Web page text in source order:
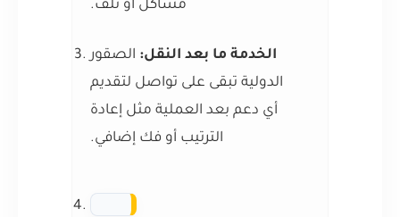
مشاكل أو تلف.
الخدمة ما بعد النقل: الصقور
الدولية تبقى على تواصل لتقديم
أي دعم بعد العملية مثل إعادة
الترتيب أو فك إضافي.